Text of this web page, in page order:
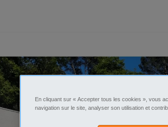
En cliquant sur « Accepter tous les cookies », vous
navigation sur le site, analyser son utilisation et